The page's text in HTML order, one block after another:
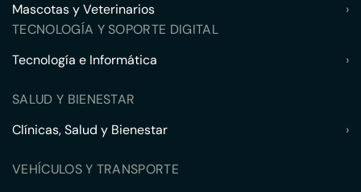
Mascotas y Veterinarios
›
TECNOLOGÍA Y SOPORTE DIGITAL
Tecnología e Informática
›
SALUD Y BIENESTAR
Clínicas, Salud y Bienestar
›
VEHÍCULOS Y TRANSPORTE